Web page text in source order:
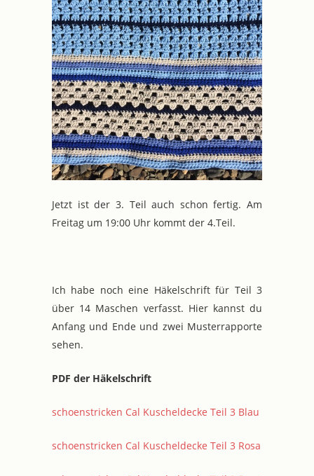
Jetzt ist der 3. Teil auch schon fertig. Am
Freitag um 19:00 Uhr kommt der 4.Teil.
Ich habe noch eine Häkelschrift für Teil 3
über 14 Maschen verfasst. Hier kannst du
Anfang und Ende und zwei Musterrapporte
sehen.
PDF der Häkelschrift
schoenstricken Cal Kuscheldecke Teil 3 Blau
schoenstricken Cal Kuscheldecke Teil 3 Rosa